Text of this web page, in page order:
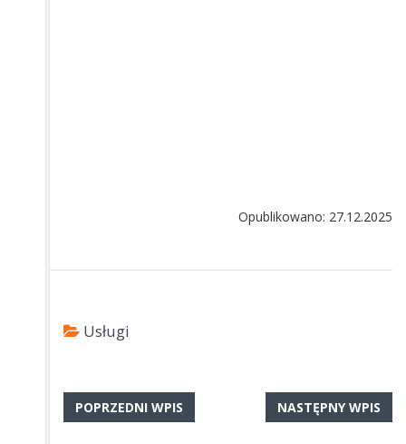
Opublikowano: 27.12.2025
Usługi
POPRZEDNI WPIS NASTĘPNY WPIS